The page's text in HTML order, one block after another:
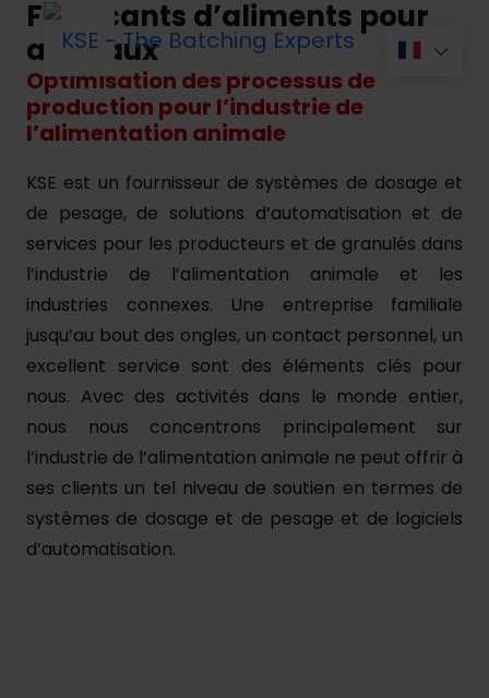
Fabricants d’aliments pour
animaux
Optimisation des processus de
production pour l’industrie de
l’alimentation animale
KSE est un fournisseur de systèmes de dosage et
de pesage, de solutions d’automatisation et de
services pour les producteurs et de granulés dans
l’industrie de l’alimentation animale et les
industries connexes. Une entreprise familiale
jusqu’au bout des ongles, un contact personnel, un
excellent service sont des éléments clés pour
nous. Avec des activités dans le monde entier,
nous nous concentrons principalement sur
l’industrie de l’alimentation animale ne peut offrir à
ses clients un tel niveau de soutien en termes de
systèmes de dosage et de pesage et de logiciels
d’automatisation.